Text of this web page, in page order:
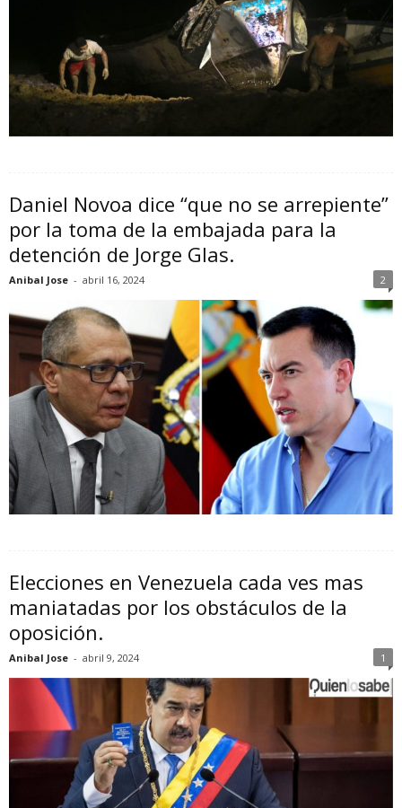
Daniel Novoa dice “que no se arrepiente”
por la toma de la embajada para la
detención de Jorge Glas.
Anibal Jose - abril 16, 2024 2
Elecciones en Venezuela cada ves mas
maniatadas por los obstáculos de la
oposición.
Anibal Jose - abril 9, 2024 1